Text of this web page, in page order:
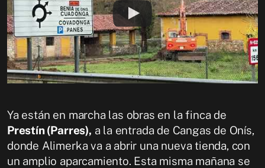
Ya están en marcha las obras en la finca de
Prestín (Parres), a la entrada de Cangas de Onís,
donde Alimerka va a abrir una nueva tienda, con
un amplio aparcamiento. Esta misma mañana se